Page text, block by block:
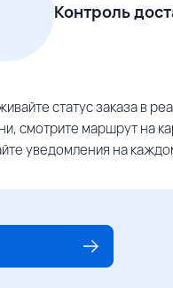
Контроль
статус заказа в
смотрите маршрут на
уведомления на